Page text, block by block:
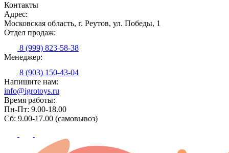
Контакты
Адрес:
Московская область, г. Реутов, ул. Победы, 1
Отдел продаж:
8 (999) 823-58-38
Менеджер:
8 (903) 150-43-04
Напишите нам:
info@igrotoys.ru
Время работы:
Пн-Пт: 9.00-18.00
Сб: 9.00-17.00 (самовывоз)